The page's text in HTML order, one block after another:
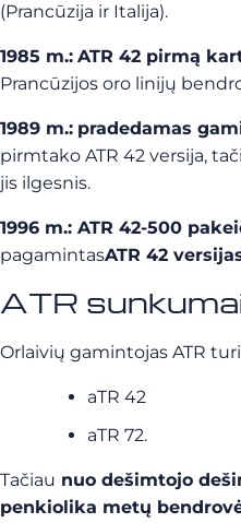
(Prancūzija ir Italija).
1985 m.: ATR 42 pirmą
Prancūzijos oro linijų
1989 m.: pradedamas
pirmtako ATR 42 versija,
jis ilgesnis.
1996 m.: ATR 42-500
pagamintasATR 42
ATR
Orlaivių gamintojas ATR turi
aTR 42
aTR 72.
Tačiau nuo dešimtojo
penkiolika metų